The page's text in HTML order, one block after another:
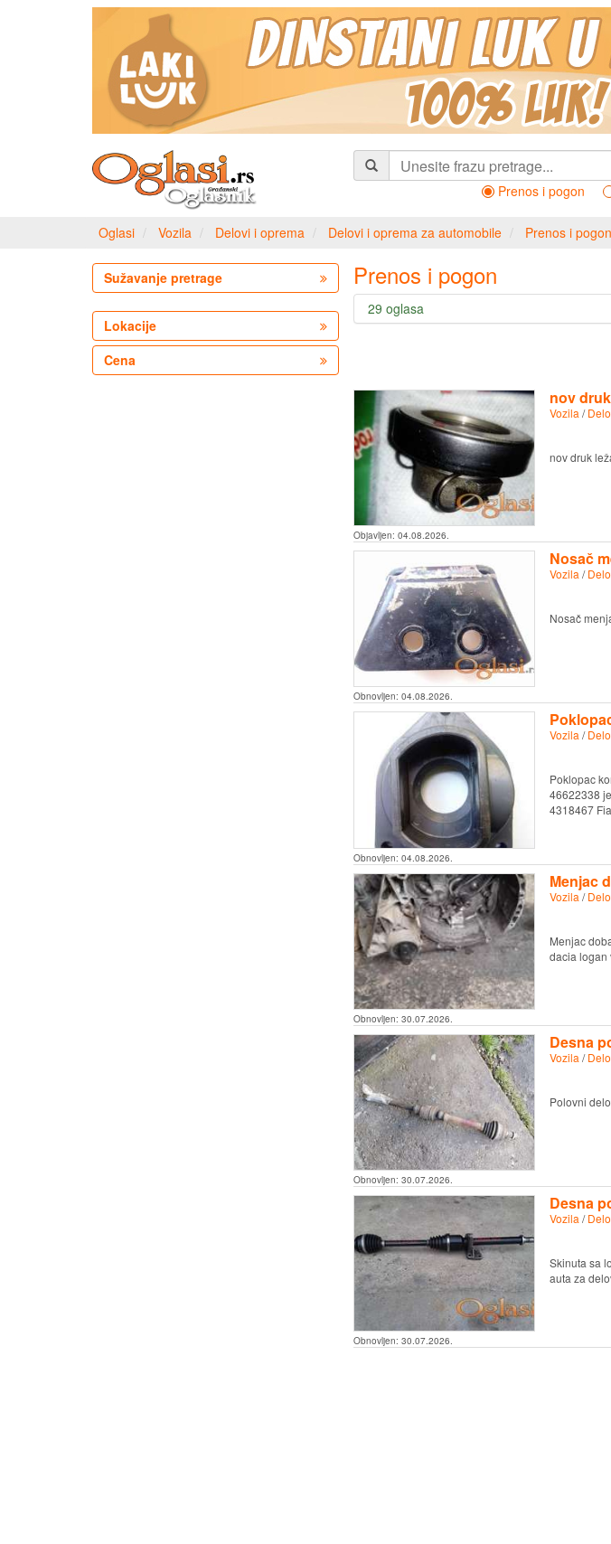
Prenos i pogon
Oglasi Vozila Delovi i oprema Delovi i oprema za automobile Prenos i pogon
Sužavanje pretrage
Lokacije
Cena
Prenos i pogon
29 oglasa
Objavljen: 04.08.2026.
nov
Vozila /
nov druk
Obnovljen: 04.08.2026.
Nosač
Vozila /
Nosač
Obnovljen: 04.08.2026.
Vozila /
Poklopac
46622338
4318467
Obnovljen: 30.07.2026.
Menjac
Vozila /
Menjac
dacia logan
Obnovljen: 30.07.2026.
Desna
Vozila /
Polovni
Obnovljen: 30.07.2026.
Desna
Vozila /
Skinuta sa
auta za